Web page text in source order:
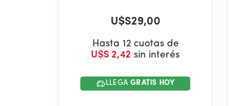
U$S29,00
Hasta 12 cuotas de
U$S 2,42 sin interés
LLEGAGRATIS HOY